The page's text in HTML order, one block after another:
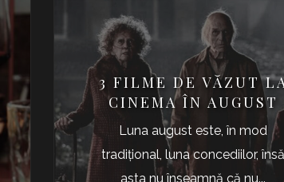
3 FILME DE VĂZUT
CINEMA ÎN AUGUST
Luna august este, în mod
tradiţional, luna concediilor, însă
asta nu înseamnă că nu...